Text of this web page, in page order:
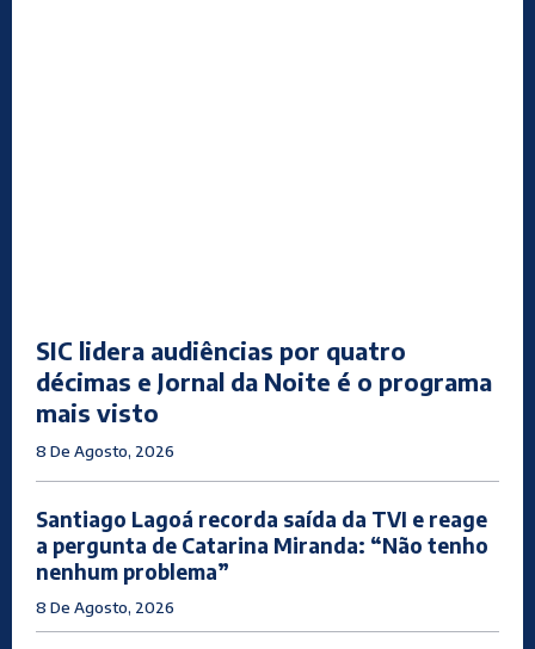
SIC lidera audiências por quatro
décimas e Jornal da Noite é o programa
mais visto
8 De Agosto, 2026
Santiago Lagoá recorda saída da TVI e reage
a pergunta de Catarina Miranda: “Não tenho
nenhum problema”
8 De Agosto, 2026